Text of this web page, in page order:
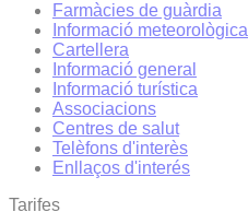
Farmàcies de guàrdia
Informació meteorològica
Cartellera
Informació general
Informació turística
Associacions
Centres de salut
Telèfons d'interès
Enllaços d'interés
Tarifes